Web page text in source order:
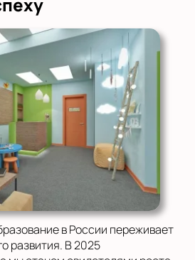
в России переживает
развития. В 2025